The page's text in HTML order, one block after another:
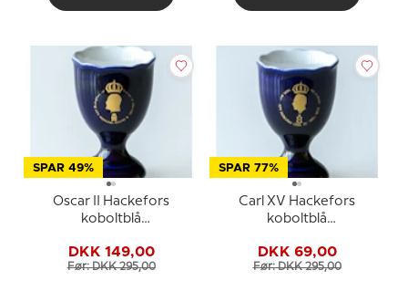
SPAR 49%
Oscar II Hackefors
koboltblå
DKK 149,00
Før: DKK 295,00
SPAR 77%
Carl XV Hackefors
koboltblå
DKK 69,00
Før: DKK 295,00